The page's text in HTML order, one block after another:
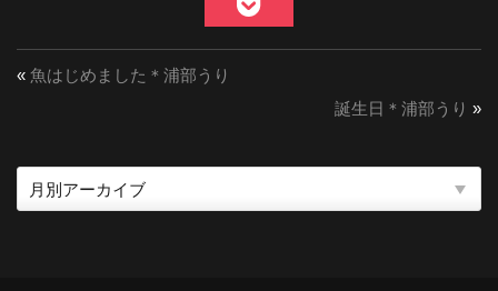
« 魚はじめました＊浦部うり
誕生日＊浦部うり »